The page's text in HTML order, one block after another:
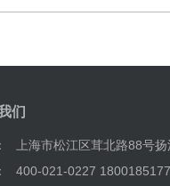
们
上海市松江区茸北路88号
400-021-0227